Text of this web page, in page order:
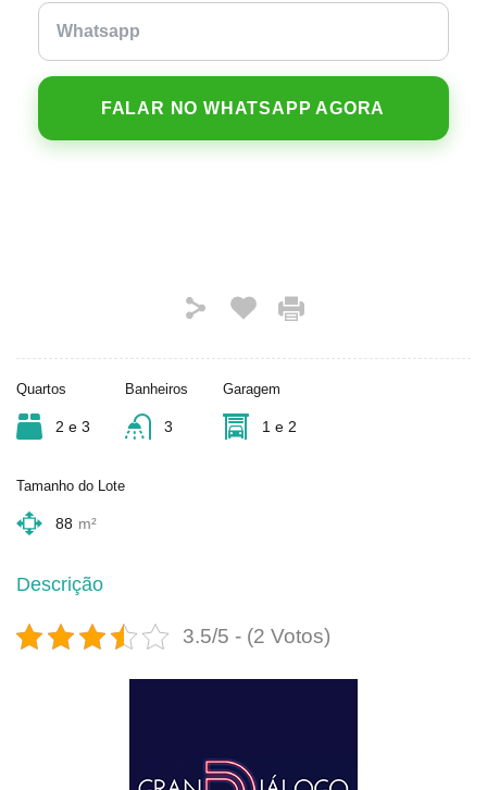
FALAR NO WHATSAPP AGORA
Quartos
2 e 3
Banheiros
3
Garagem
1 e 2
Tamanho do Lote
88 m²
Descrição
3.5/5 - (2 Votos)